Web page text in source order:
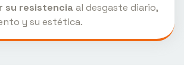
su resistenciaal desgaste diario,
y su estética.